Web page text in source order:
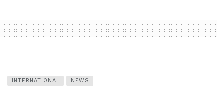
INTERNATIONAL NEWS